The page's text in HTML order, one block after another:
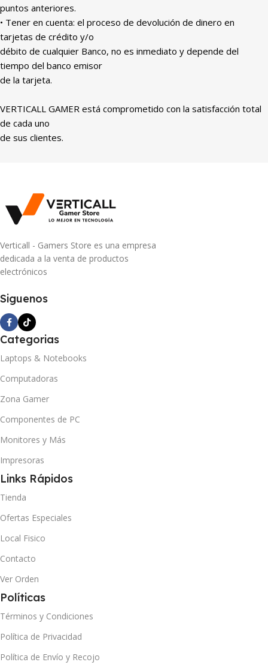
puntos anteriores.
• Tener en cuenta: el proceso de devolución de dinero en
tarjetas de crédito y/o
débito de cualquier Banco, no es inmediato y depende del
tiempo del banco emisor
de la tarjeta.
VERTICALL GAMER está comprometido con la satisfacción total
de cada uno
de sus clientes.
Verticall - Gamers Store es una empresa
dedicada a la venta de productos
electrónicos
Siguenos
Categorias
Laptops & Notebooks
Computadoras
Zona Gamer
Componentes de PC
Monitores y Más
Impresoras
Links Rápidos
Tienda
Ofertas Especiales
Local Fisico
Contacto
Ver Orden
Políticas
Términos y Condiciones
Política de Privacidad
Política de Envío y Recojo